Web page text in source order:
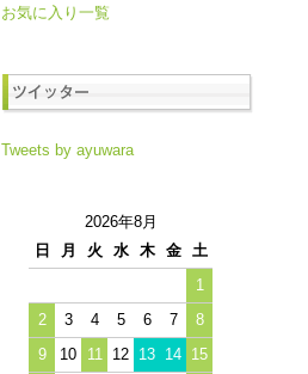
お気に入り一覧
Tweets by ayuwara
2026年8月
日
月 火 水 木 金
土
1
2
3 4 5 6 7
8
9
10 11 12 13 14 15